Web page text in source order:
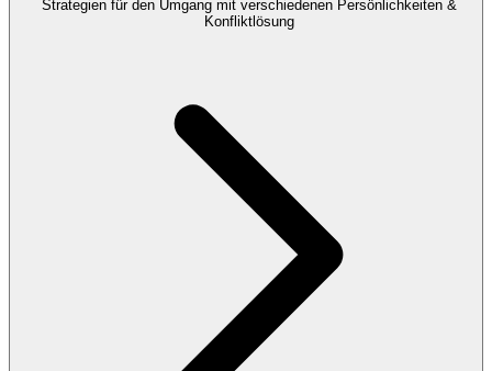
Strategien für den Umgang mit verschiedenen Persönlichkeiten &
Konfliktlösung